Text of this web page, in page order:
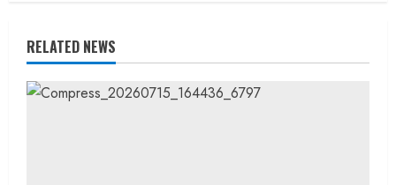
u
e
RELATED NEWS